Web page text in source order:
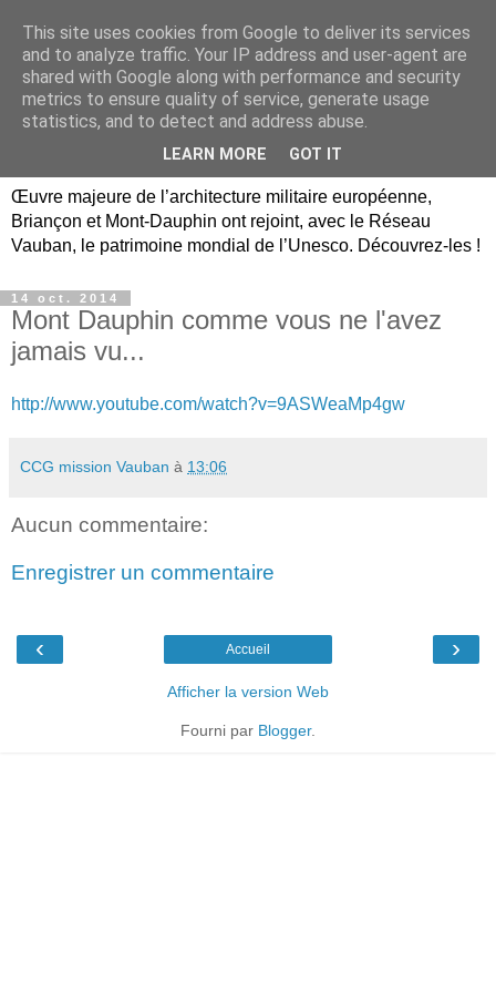
Briançon, Mont-Dauphin,
Vauban Unesco Hautes-
Œuvre majeure de l’architecture militaire européenne,
Briançon et Mont-Dauphin ont rejoint, avec le Réseau
Vauban, le patrimoine mondial de l’Unesco. Découvrez-les !
14 oct. 2014
Mont Dauphin comme vous ne l'avez
jamais vu...
http://www.youtube.com/watch?v=9ASWeaMp4gw
CCG mission Vauban à 13:06
Aucun commentaire:
Enregistrer un commentaire
‹ ›
Accueil
Afficher la version Web
Fourni par Blogger.
This site uses cookies from Google to deliver its services
and to analyze traffic. Your IP address and user-agent are
shared with Google along with performance and security
metrics to ensure quality of service, generate usage
statistics, and to detect and address abuse.
LEARN MORE GOT IT